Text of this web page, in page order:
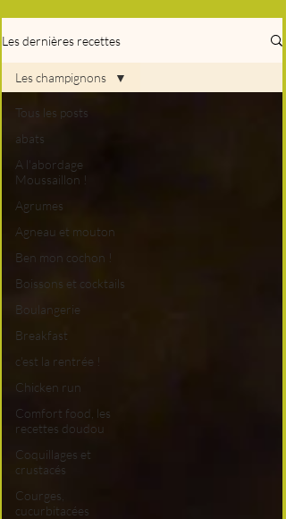
Les dernières recettes
Tous les posts
abats
A l'abordage
Moussaillon !
Agrumes
Agneau et mouton
Ben mon cochon !
Boissons et cocktails
Boulangerie
Breakfast
c'est la rentrée !
Chicken run
Comfort food, les
recettes doudou
Coquillages et
crustacés
Courges,
cucurbitacées
Les champignons